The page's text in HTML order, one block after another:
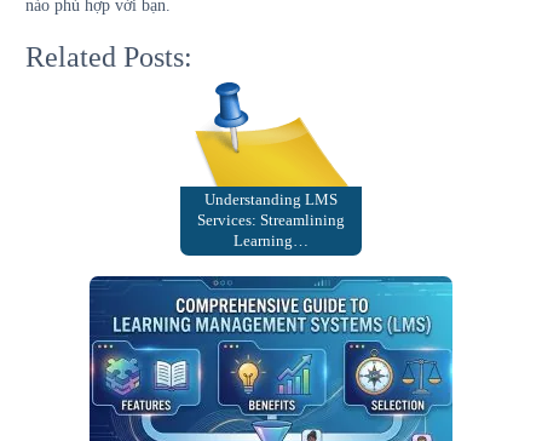
nào phù hợp với bạn.
Related Posts:
Understanding LMS
Services: Streamlining
Learning…